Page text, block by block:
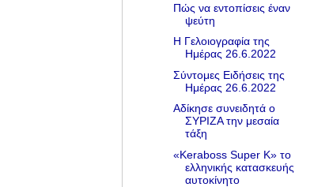
Πώς να εντοπίσεις έναν
ψεύτη
Η Γελοιογραφία της
Ημέρας 26.6.2022
Σύντομες Ειδήσεις της
Ημέρας 26.6.2022
Αδίκησε συνειδητά ο
ΣΥΡΙΖΑ την μεσαία
τάξη
«Keraboss Super K» το
ελληνικής κατασκευής
αυτοκίνητο